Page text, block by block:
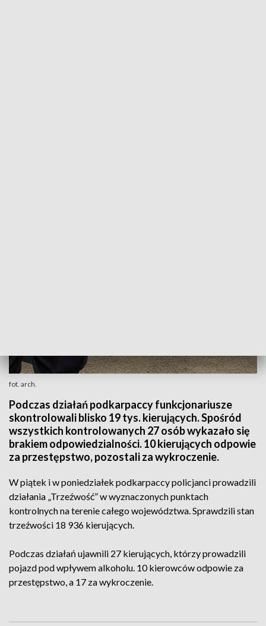
fot. arch.
Podczas działań podkarpaccy funkcjonariusze
skontrolowali blisko 19 tys. kierujących. Spośród
wszystkich kontrolowanych 27 osób wykazało się
brakiem odpowiedzialności. 10 kierujących odpowie
za przestępstwo, pozostali za wykroczenie.
W piątek i w poniedziałek podkarpaccy policjanci prowadzili
działania „Trzeźwość” w wyznaczonych punktach
kontrolnych na terenie całego województwa. Sprawdzili stan
trzeźwości 18 936 kierujących.
Podczas działań ujawnili 27 kierujących, którzy prowadzili
pojazd pod wpływem alkoholu. 10 kierowców odpowie za
przestępstwo, a 17 za wykroczenie.